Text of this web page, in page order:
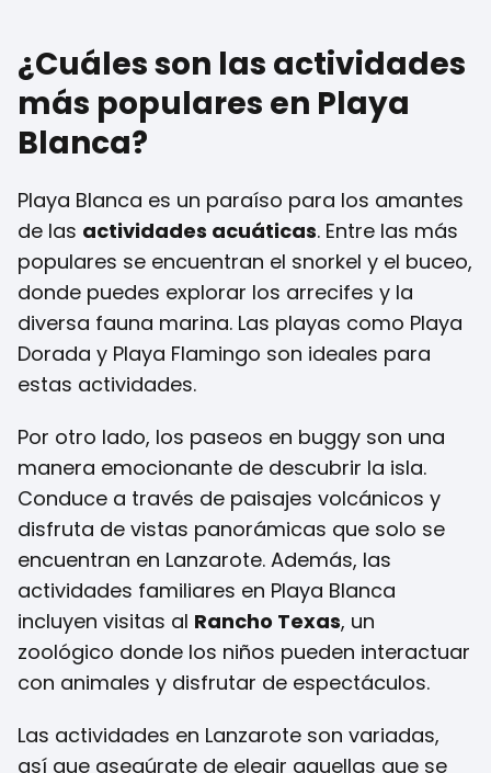
¿Cuáles son las actividades
más populares en Playa
Blanca?
Playa Blanca es un paraíso para los amantes
de las actividades acuáticas. Entre las más
populares se encuentran el snorkel y el buceo,
donde puedes explorar los arrecifes y la
diversa fauna marina. Las playas como Playa
Dorada y Playa Flamingo son ideales para
estas actividades.
Por otro lado, los paseos en buggy son una
manera emocionante de descubrir la isla.
Conduce a través de paisajes volcánicos y
disfruta de vistas panorámicas que solo se
encuentran en Lanzarote. Además, las
actividades familiares en Playa Blanca
incluyen visitas al Rancho Texas, un
zoológico donde los niños pueden interactuar
con animales y disfrutar de espectáculos.
Las actividades en Lanzarote son variadas,
así que asegúrate de elegir aquellas que se